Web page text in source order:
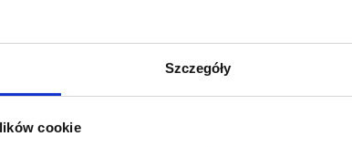
Szczegóły
cookie